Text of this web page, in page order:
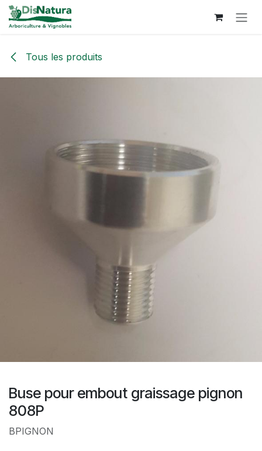
Se rendre au contenu
Tous les produits
Buse pour embout graissage pignon
808P
BPIGNON